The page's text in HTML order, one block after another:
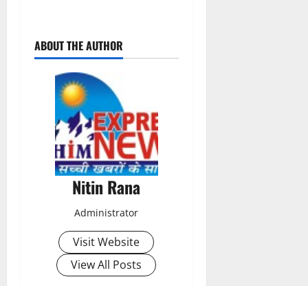
o
ABOUT THE AUTHOR
Nitin Rana
Administrator
Visit Website
View All Posts